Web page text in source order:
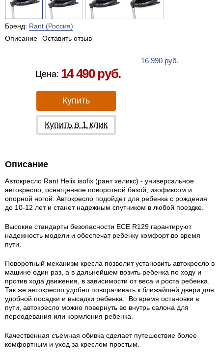
Бренд: Rant (Россия)
Описание
Оставить отзыв
Цена: 14 490 руб.
16 990 руб.
Купить
Купить в 1 клик
Описание
Автокресло Rant Helix isofix (рант хеликс) - универсальное
автокресло, оснащенное поворотной базой, изофиксом и
опорной ногой. Автокресло подойдет для ребенка с рождения
до 10-12 лет и станет надежным спутником в любой поездке.
Высокие стандарты безопасности ECE R129 гарантируют
надежность модели и обеспечат ребенку комфорт во время
пути.
Поворотный механизм кресла позволит установить автокресло в
машине один раз, а в дальнейшем возить ребенка по ходу и
против хода движения, в зависимости от веса и роста ребенка.
Так же автокресло удобно поворачивать к ближайшей двери для
удобной посадки и высадки ребенка. Во время остановки в
пути, автокресло можно повернуть во внутрь салона для
переодевания или кормления ребенка.
Качественная съемная обивка сделает путешествие более
комфортным и уход за креслом простым.